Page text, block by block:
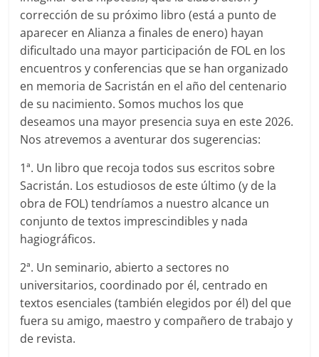
corrección de su próximo libro (está a punto de
aparecer en Alianza a finales de enero) hayan
dificultado una mayor participación de FOL en los
encuentros y conferencias que se han organizado
en memoria de Sacristán en el año del centenario
de su nacimiento. Somos muchos los que
deseamos una mayor presencia suya en este 2026.
Nos atrevemos a aventurar dos sugerencias:
1ª. Un libro que recoja todos sus escritos sobre
Sacristán. Los estudiosos de este último (y de la
obra de FOL) tendríamos a nuestro alcance un
conjunto de textos imprescindibles y nada
hagiográficos.
2ª. Un seminario, abierto a sectores no
universitarios, coordinado por él, centrado en
textos esenciales (también elegidos por él) del que
fuera su amigo, maestro y compañero de trabajo y
de revista.